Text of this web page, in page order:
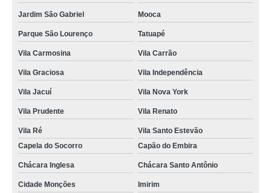
Jardim São Gabriel Mooca
Parque São Lourenço Tatuapé
Vila Carmosina Vila Carrão
Vila Graciosa Vila Independência
Vila Jacuí Vila Nova York
Vila Prudente Vila Renato
Vila Ré
Vila Santo Estevão
Capela do Socorro
Capão do Embira
Chácara Inglesa Chácara Santo Antônio
Cidade Monções Imirim